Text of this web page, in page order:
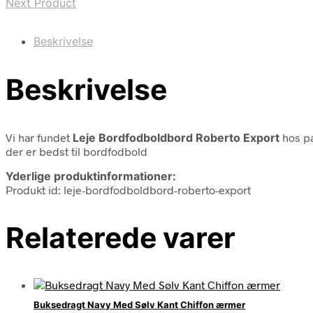
Beskrivelse
Beskrivelse
Vi har fundet Leje Bordfodboldbord Roberto Export hos
der er bedst til bordfodbold
Yderlige produktinformationer:
Produkt id: leje-bordfodboldbord-roberto-export
Relaterede varer
Buksedragt Navy Med Sølv Kant Chiffon ærmer